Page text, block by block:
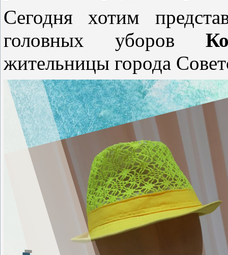
Сегодня хотим
головных уборов
жительницы города